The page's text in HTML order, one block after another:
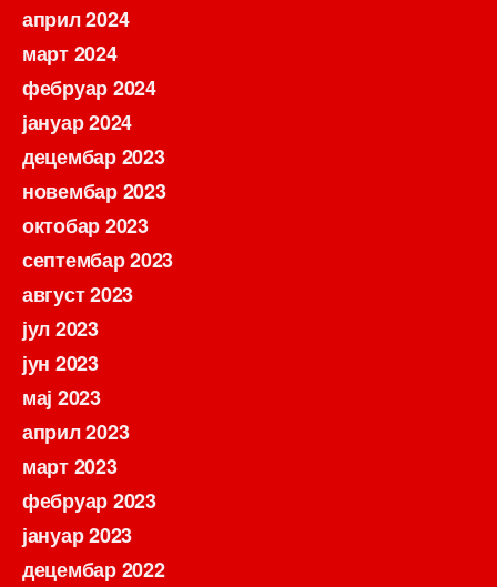
април 2024
март 2024
фебруар 2024
јануар 2024
децембар 2023
новембар 2023
октобар 2023
септембар 2023
август 2023
јул 2023
јун 2023
мај 2023
април 2023
март 2023
фебруар 2023
јануар 2023
децембар 2022